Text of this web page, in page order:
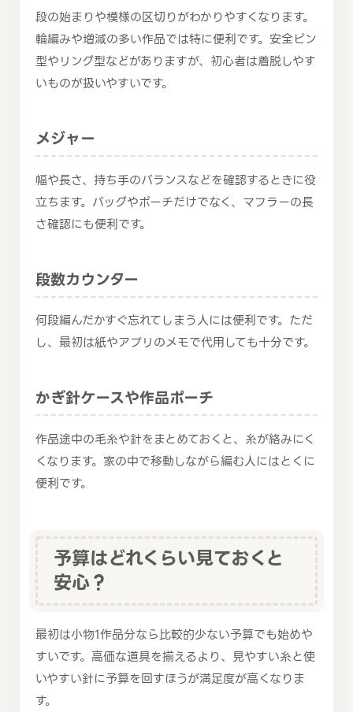
段の始まりや模様の区切りがわかりやすくなります。
輪編みや増減の多い作品では特に便利です。安全ピン
型やリング型などがありますが、初心者は着脱しやす
いものが扱いやすいです。
メジャー
幅や長さ、持ち手のバランスなどを確認するときに役
立ちます。バッグやポーチだけでなく、マフラーの長
さ確認にも便利です。
段数カウンター
何段編んだかすぐ忘れてしまう人には便利です。ただ
し、最初は紙やアプリのメモで代用しても十分です。
かぎ針ケースや作品ポーチ
作品途中の毛糸や針をまとめておくと、糸が絡みにく
くなります。家の中で移動しながら編む人にはとくに
便利です。
予算はどれくらい見ておくと
安心？
最初は小物1作品分なら比較的少ない予算でも始めや
すいです。高価な道具を揃えるより、見やすい糸と使
いやすい針に予算を回すほうが満足度が高くなりま
す。